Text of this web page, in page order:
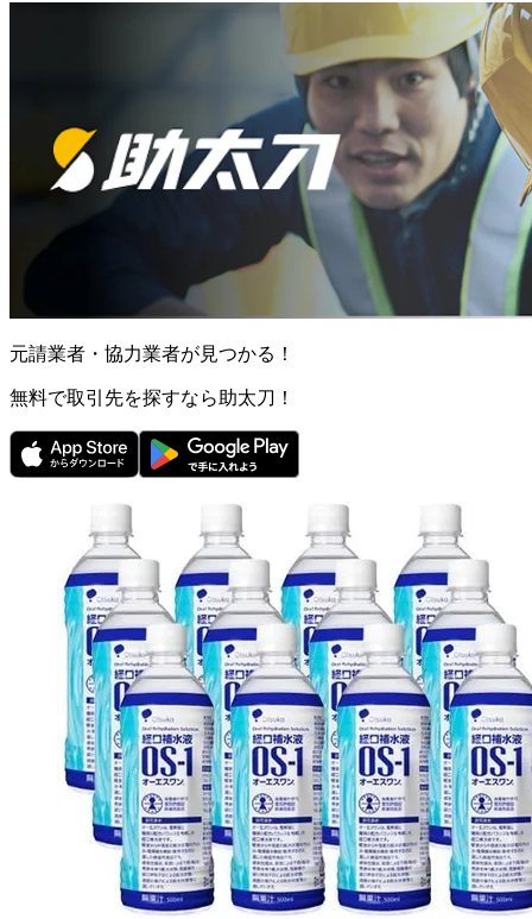
元請業者・協力業者が見つかる！
無料で取引先を探すなら助太刀！